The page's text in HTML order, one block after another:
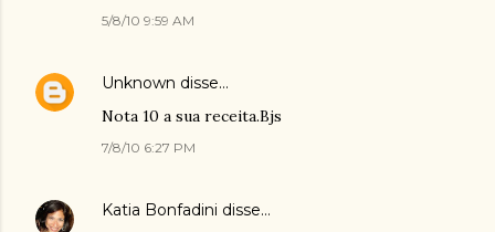
5/8/10 9:59 AM
Unknown disse…
Nota 10 a sua receita.Bjs
7/8/10 6:27 PM
Katia Bonfadini disse…